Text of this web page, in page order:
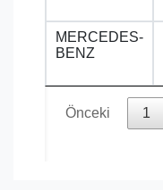
MERCEDES-
BENZ
Önceki 1